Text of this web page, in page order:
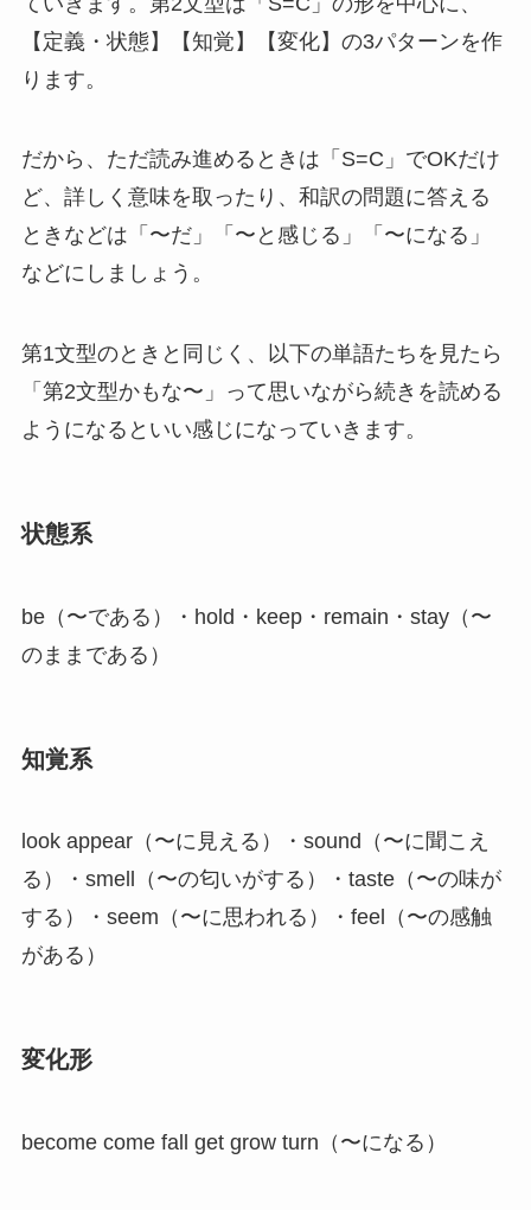
【定義・状態】【知覚】【変化】の3パターンを作
ります。
だから、ただ読み進めるときは「S=C」でOKだけ
ど、詳しく意味を取ったり、和訳の問題に答える
ときなどは「〜だ」「〜と感じる」「〜になる」
などにしましょう。
第1文型のときと同じく、以下の単語たちを見たら
「第2文型かもな〜」って思いながら続きを読める
ようになるといい感じになっていきます。
状態系
be（〜である）・hold・keep・remain・stay（〜
のままである）
知覚系
look appear（〜に見える）・sound（〜に聞こえ
る）・smell（〜の匂いがする）・taste（〜の味が
する）・seem（〜に思われる）・feel（〜の感触
がある）
変化形
become come fall get grow turn（〜になる）